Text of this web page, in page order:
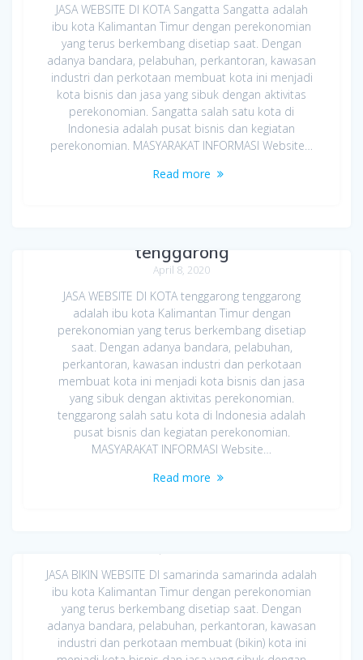
JASA WEBSITE DI KOTA Sangatta Sangatta adalah
ibu kota Kalimantan Timur dengan perekonomian
yang terus berkembang disetiap saat. Dengan
adanya bandara, pelabuhan, perkantoran, kawasan
industri dan perkotaan membuat kota ini menjadi
kota bisnis dan jasa yang sibuk dengan aktivitas
perekonomian. Sangatta salah satu kota di
Indonesia adalah pusat bisnis dan kegiatan
perekonomian. MASYARAKAT INFORMASI Website…
Read more
tenggarong
April 8, 2020
JASA WEBSITE DI KOTA tenggarong tenggarong
adalah ibu kota Kalimantan Timur dengan
perekonomian yang terus berkembang disetiap
saat. Dengan adanya bandara, pelabuhan,
perkantoran, kawasan industri dan perkotaan
membuat kota ini menjadi kota bisnis dan jasa
yang sibuk dengan aktivitas perekonomian.
tenggarong salah satu kota di Indonesia adalah
pusat bisnis dan kegiatan perekonomian.
MASYARAKAT INFORMASI Website…
Read more
JASA BIKIN WEBSITE DI samarinda samarinda adalah
ibu kota Kalimantan Timur dengan perekonomian
yang terus berkembang disetiap saat. Dengan
adanya bandara, pelabuhan, perkantoran, kawasan
industri dan perkotaan membuat (bikin) kota ini